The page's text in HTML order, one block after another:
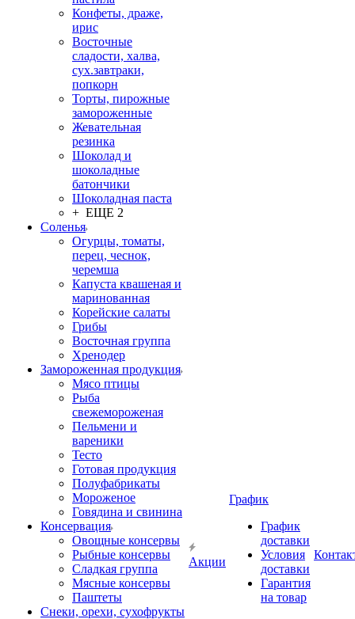
Конфеты, драже,
ирис
Восточные
сладости, халва,
сух.завтраки,
попкорн
Торты, пирожные
замороженные
Жевательная
резинка
Шоколад и
шоколадные
батончики
Шоколадная паста
+ ЕЩЕ 2
Соленья
Огурцы, томаты,
перец, чеснок,
черемша
Капуста квашеная и
маринованная
Корейские салаты
Грибы
Восточная группа
Хренодер
Замороженная продукция
Мясо птицы
Рыба
свежемороженая
Пельмени и
вареники
Тесто
Готовая продукция
Полуфабрикаты
Мороженое
Говядина и свинина
Консервация
Овощные консервы
Рыбные консервы
Сладкая группа
Мясные консервы
Паштеты
Снеки, орехи, сухофрукты
Акции
График
График
доставки
Условия
доставки
Гарантия
на товар